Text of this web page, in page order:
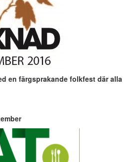
en färgsprakande folkfest där alla